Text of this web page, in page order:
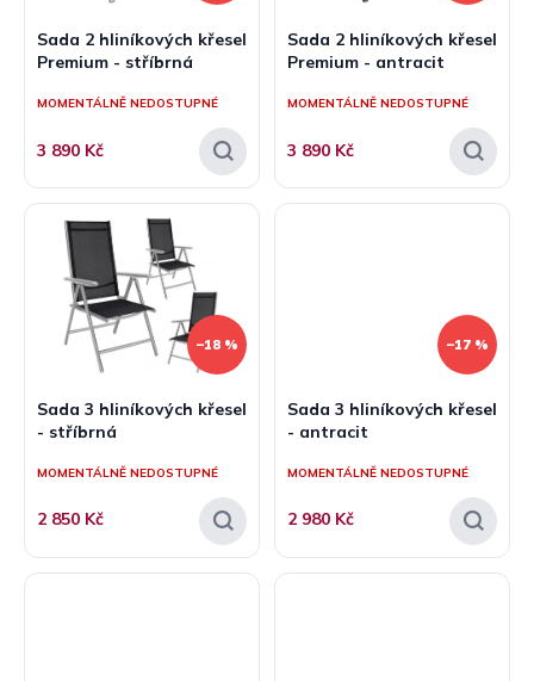
k
ů
Sada 2 hliníkových křesel
Premium - stříbrná
MOMENTÁLNĚ NEDOSTUPNÉ
3 890 Kč
Sada 2 hliníkových křesel
Premium - antracit
MOMENTÁLNĚ NEDOSTUPNÉ
3 890 Kč
–18 %
Sada 3 hliníkových křesel
- stříbrná
MOMENTÁLNĚ NEDOSTUPNÉ
2 850 Kč
–17 %
Sada 3 hliníkových křesel
- antracit
MOMENTÁLNĚ NEDOSTUPNÉ
2 980 Kč